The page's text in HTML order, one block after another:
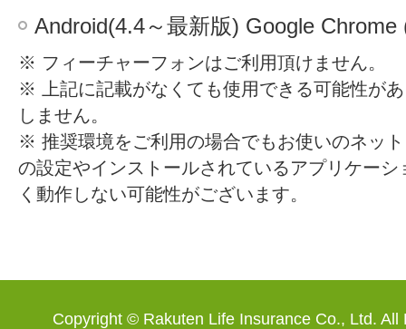
Android(4.4～最新版) Google Chrome
※ フィーチャーフォンはご利用頂けません。
※ 上記に記載がなくても使用できる可能性が
しません。
※ 推奨環境をご利用の場合でもお使いのネッ
の設定やインストールされているアプリケーシ
く動作しない可能性がございます。
Copyright © Rakuten Life Insurance Co., Ltd. All